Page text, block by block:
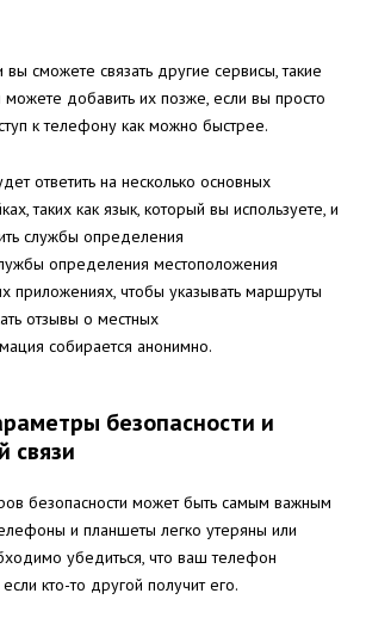
сможете связать другие сервисы, такие
можете добавить их позже, если вы просто
к телефону как можно быстрее.
ответить на несколько основных
таких как язык, который вы используете, и
службы определения
определения местоположения
приложениях, чтобы указывать маршруты
отзывы о местных
собирается анонимно.
безопасности и
связи
безопасности может быть самым важным
и планшеты легко утеряны или
убедиться, что ваш телефон
кто-то другой получит его.